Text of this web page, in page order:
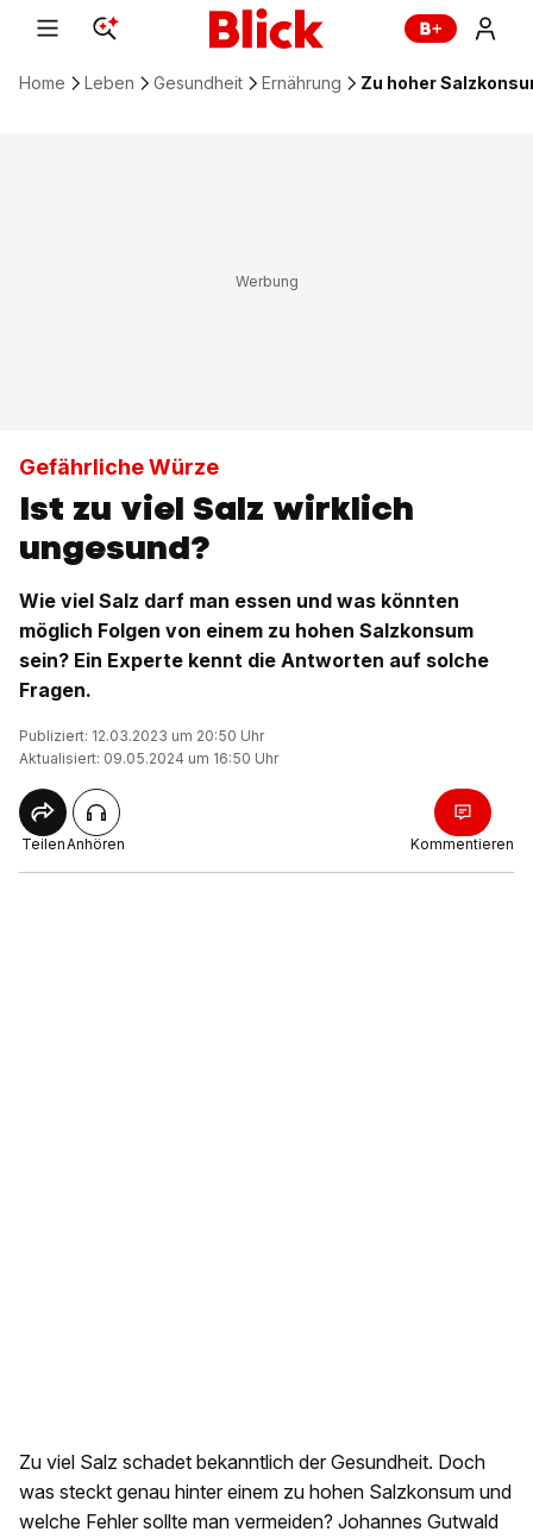
Home Leben Gesundheit Ernährung Zu hoher
Gefährliche Würze
Ist zu viel Salz wirklich
ungesund?
Wie viel Salz darf man essen und was könnten
möglich Folgen von einem zu hohen Salzkonsum
sein? Ein Experte kennt die Antworten auf solche
Fragen.
Publiziert: 12.03.2023 um 20:50 Uhr
Aktualisiert: 09.05.2024 um 16:50 Uhr
TeilenAnhören Kommentieren
Zu viel Salz schadet bekanntlich der Gesundheit. Doch
was steckt genau hinter einem zu hohen Salzkonsum und
welche Fehler sollte man vermeiden? Johannes Gutwald